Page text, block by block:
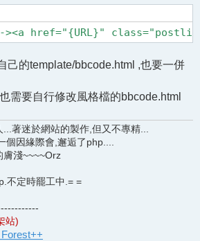
href="{URL}"
己的template/bbcode.html ,也要一併
需要自行修改風格檔的bbcode.html
著迷於網站的製作,但又不專精...
因緣際會,邂逅了php....
膚淺~~~~Orz
不定時罷工中.= =
站)